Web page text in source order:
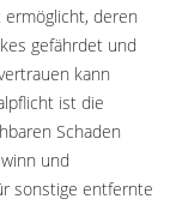
deren
gefährdet und
kann
ist die
Schaden
und
sonstige entfernte